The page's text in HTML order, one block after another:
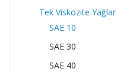
Tek Viskozite Yağlar
SAE 10
SAE 30
SAE 40